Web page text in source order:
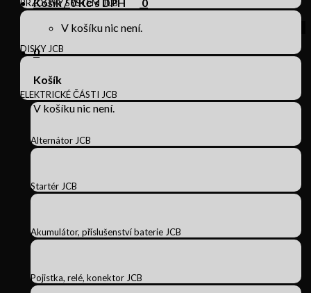
V košíku nic není.
0
Košík
V košíku nic není.
BRZDOVÝ SYSTÉM JCB
DISKY JCB
ELEKTRICKÉ ČÁSTI JCB
Alternátor JCB
Startér JCB
Akumulátor, příslušenství baterie JCB
Pojistka, relé, konektor JCB